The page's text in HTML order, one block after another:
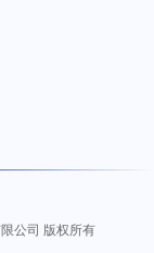
公司 版权所有